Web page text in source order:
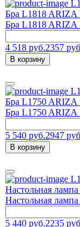
Бра L1818
Бра L1818
4 518 руб.2357
В корзину
Бра L1750
Бра L1750
5 540 руб.2947
В корзину
Настольная
Настольная
5 440 руб.2235